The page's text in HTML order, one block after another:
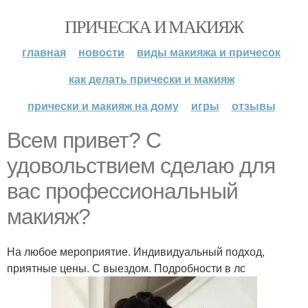
ПРИЧЕСКА И МАКИЯЖ
главная новости
виды макияжа и причесок
как делать прически и макияж
прически и макияж на дому
игры отзывы
Всем привет? С
удовольствием сделаю для
вас профессиональный
макияж?
На любое мероприятие. Индивидуальный подход,
приятные цены. С выездом. Подробности в лс